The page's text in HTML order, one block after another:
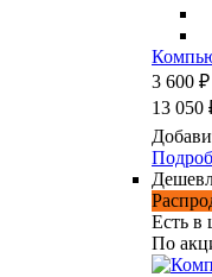
3 600 ₽
13 050
Есть в
По